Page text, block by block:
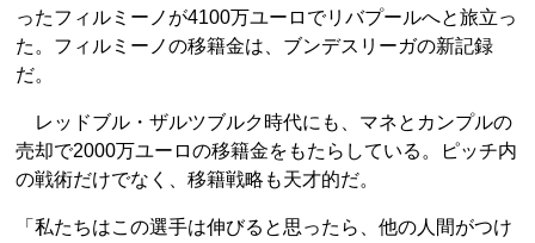
ったフィルミーノが4100万ユーロでリバプールへと旅立っ
た。フィルミーノの移籍金は、ブンデスリーガの新記録
だ。
レッドブル・ザルツブルク時代にも、マネとカンプルの
売却で2000万ユーロの移籍金をもたらしている。ピッチ内
の戦術だけでなく、移籍戦略も天才的だ。
「私たちはこの選手は伸びると思ったら、他の人間がつけ